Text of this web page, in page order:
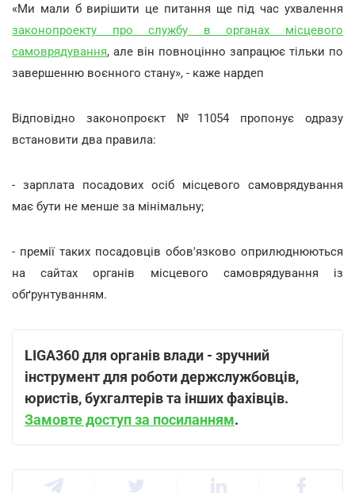
«Ми мали б вирішити це питання ще під час ухвалення
законопроекту про службу в органах місцевого
самоврядування, але він повноцінно запрацює тільки по
завершенню воєнного стану», - каже нардеп
Відповідно законопроєкт №11054 пропонує одразу
встановити два правила:
- зарплата посадових осіб місцевого самоврядування
має бути не менше за мінімальну;
- премії таких посадовців обов'язково оприлюднюються
на сайтах органів місцевого самоврядування із
обґрунтуванням.
LIGA360 для органів влади - зручний
інструмент для роботи держслужбовців,
юристів, бухгалтерів та інших фахівців.
Замовте доступ за посиланням.